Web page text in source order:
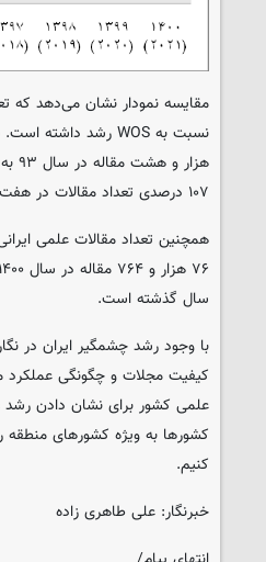
مقایسه نمودار نشان می‌دهد که
۱۰۷ درصدی تعداد مقالات در هفت سال گذشته است.
سال گذشته است.
با وجود رشد چشمگیر ایران در
کیفیت مجلات و چگونگی عملکرد
علمی کشور برای نشان دادن
کشورها به ویژه کشورهای
کنیم.
خبرنگار: علی طاهری زاده